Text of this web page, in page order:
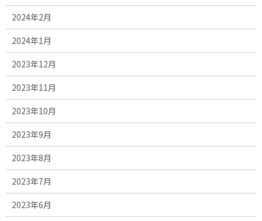
2024年2月
2024年1月
2023年12月
2023年11月
2023年10月
2023年9月
2023年8月
2023年7月
2023年6月